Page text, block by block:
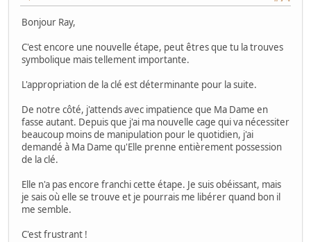
Bonjour Ray,
C'est encore une nouvelle étape, peut êtres que tu la trouves
symbolique mais tellement importante.
L'appropriation de la clé est déterminante pour la suite.
De notre côté, j'attends avec impatience que Ma Dame en
fasse autant. Depuis que j'ai ma nouvelle cage qui va nécessiter
beaucoup moins de manipulation pour le quotidien, j'ai
demandé à Ma Dame qu'Elle prenne entièrement possession
de la clé.
Elle n'a pas encore franchi cette étape. Je suis obéissant, mais
je sais où elle se trouve et je pourrais me libérer quand bon il
me semble.
C'est frustrant !